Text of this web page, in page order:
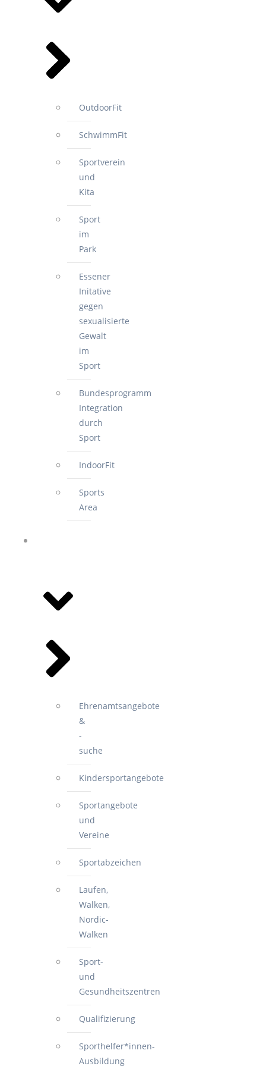
OutdoorFit
SchwimmFit
Sportverein
und
Kita
Sport
im
Park
Essener
Initative
gegen
sexualisierte
Gewalt
im
Sport
Bundesprogramm
Integration
durch
Sport
IndoorFit
Sports
Area
Ehrenamtsangebote
&
-
suche
Kindersportangebote
Sportangebote
und
Vereine
Sportabzeichen
Laufen,
Walken,
Nordic-
Walken
Sport-
und
Gesundheitszentren
Qualifizierung
Sporthelfer*innen-
Ausbildung